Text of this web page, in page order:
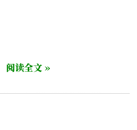
阅读全文 »